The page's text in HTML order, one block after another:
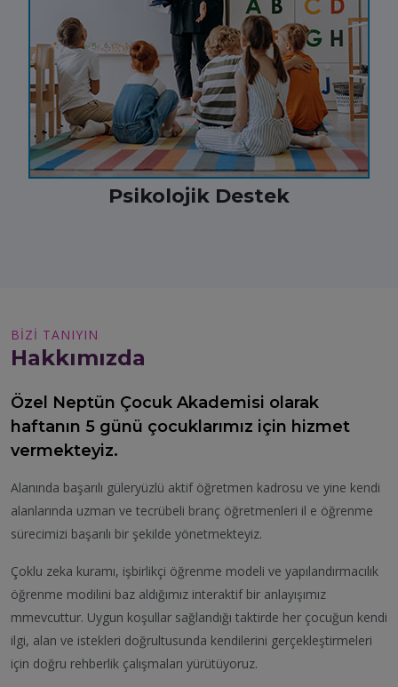
Psikolojik Destek
BIZI TANIYIN
Hakkımızda
Özel Neptün Çocuk Akademisi olarak
haftanın 5 günü çocuklarımız için hizmet
vermekteyiz.
Alanında başarılı güleryüzlü aktif öğretmen kadrosu ve yine kendi
alanlarında uzman ve tecrübeli branç öğretmenleri il e öğrenme
sürecimizi başarılı bir şekilde yönetmekteyiz.
Çoklu zeka kuramı, işbirlikçi öğrenme modeli ve yapılandırmacılık
öğrenme modilini baz aldığımız interaktif bir anlayışımız
mmevcuttur. Uygun koşullar sağlandığı taktirde her çocuğun kendi
ilgi, alan ve istekleri doğrultusunda kendilerini gerçekleştirmeleri
için doğru rehberlik çalışmaları yürütüyoruz.